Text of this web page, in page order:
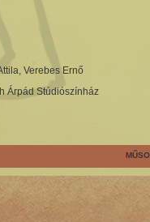
Verebes Ernő
Árpád Stúdiószínház